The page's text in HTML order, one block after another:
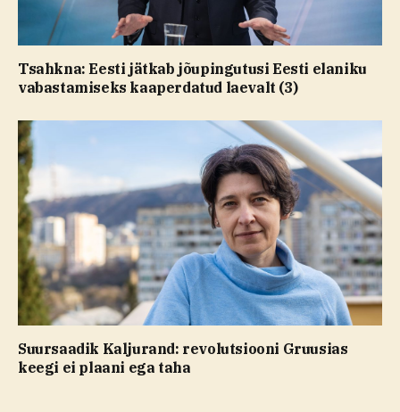
Tsahkna: Eesti jätkab jõupingutusi Eesti elaniku
vabastamiseks kaaperdatud laevalt (3)
Suursaadik Kaljurand: revolutsiooni Gruusias
keegi ei plaani ega taha